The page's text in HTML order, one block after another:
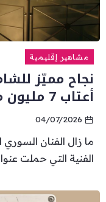
مشاهير إقليمية
نجاح مميّز
أعتاب 7 مليون مشاهدة في أربعة أيام!
04/07/2026
ما زال الفنان
الفنية التي حملت